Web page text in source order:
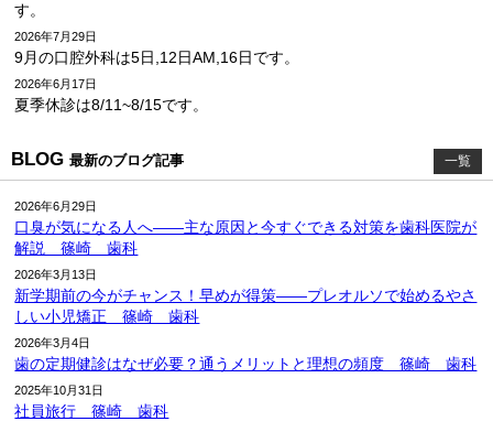
す。
2026年7月29日
9月の口腔外科は5日,12日AM,16日です。
2026年6月17日
夏季休診は8/11~8/15です。
BLOG 最新のブログ記事 一覧
2026年6月29日
口臭が気になる人へ――主な原因と今すぐできる対策を歯科医院が
解説 篠崎 歯科
2026年3月13日
新学期前の今がチャンス！早めが得策――プレオルソで始めるやさ
しい小児矯正 篠崎 歯科
2026年3月4日
歯の定期健診はなぜ必要？通うメリットと理想の頻度 篠崎 歯科
2025年10月31日
社員旅行 篠崎 歯科